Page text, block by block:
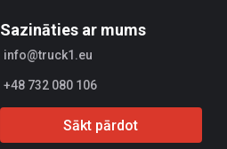
Sazināties ar mums
info@truck1.eu
+48 732 080 106
Sākt pārdot